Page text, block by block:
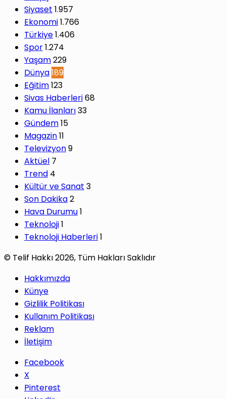
Siyaset 1.957
Ekonomi1.766
Türkiye1.406
Spor1.274
Yaşam229
Dünya189
Eğitim123
Sivas Haberleri68
Kamu İlanları33
Gündem15
Magazin11
Televizyon9
Aktüel 7
Trend 4
Kültür ve Sanat 3
Son Dakika2
Hava Durumu1
Teknoloji1
Teknoloji Haberleri1
© Telif Hakkı 2026, Tüm Hakları Saklıdır
Hakkımızda
Künye
Gizlilik Politikası
Kullanım Politikası
Reklam
İletişim
Facebook
X
Pinterest